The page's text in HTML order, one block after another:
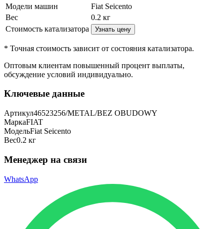
Модели машин
Fiat Seicento
Вес
0.2 кг
Стоимость катализатора
Узнать цену
* Точная стоимость зависит от состояния катализатора.
Оптовым клиентам повышенный процент выплаты,
обсуждение условий индивидуально.
Ключевые данные
Артикул46523256/METAL/BEZ OBUDOWY
МаркаFIAT
МодельFiat Seicento
Вес0.2 кг
Менеджер на связи
WhatsApp